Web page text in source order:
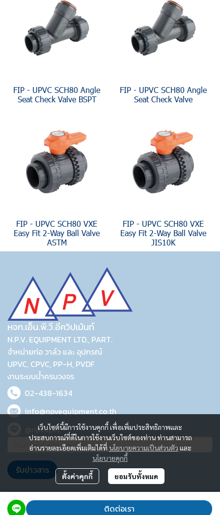
FIP - UPVC SCH80 Angle
Seat Check Valve BSPT
FIP - UPVC SCH80 Angle
Seat Check Valve
FIP - UPVC SCH80 VXE
Easy Fit 2-Way Ball Valve
ASTM
FIP - UPVC SCH80 VXE
Easy Fit 2-Way Ball Valve
JIS10K
ติดต่อเรา
เว็บไซต์นี้มีการใช้งานคุกกี้ เพื่อเพิ่มประสิทธิภาพและ
ประสบการณ์ที่ดีในการใช้งานเว็บไซต์ของท่าน ท่านสามารถ
อ่านรายละเอียดเพิ่มเติมได้ที่ นโยบายความเป็นส่วนตัว และ
นโยบายคุกกี้
ตั้งค่าคุกกี้ ยอมรับทั้งหมด
หจก.เอ็น.พี.วี.อีควิปเม้นท์
N.P.V. EQUIPMENT LTD., PART.
จำหน่ายท่อ วาล์ว และ อุปกรณ์
UPVC, CPVC, PP-H, PVDF
งานระบบน้ำครบวงจร
02-438-1634
info@npvequipment.co.th
@npvupvc
รับข่าวสาร
2023 © N.P.V. EQUIPMENT LTD., PART.